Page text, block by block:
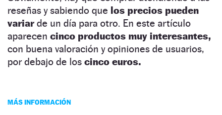
reseñas y sabiendo que los precios pueden
variarde un día para otro. En este artículo
aparecen cinco productos muy interesantes,
con buena valoración y opiniones de usuarios,
por debajo de los cinco euros.
MÁS INFORMACIÓN